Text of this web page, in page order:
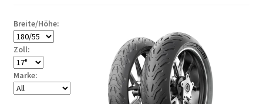
Breite/Höhe:
Zoll:
Marke: